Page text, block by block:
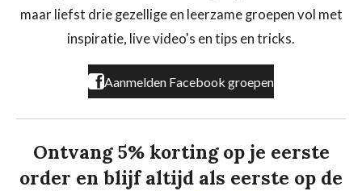
o
k
r
a
maar liefst drie gezellige en leerzame groepen vol met
inspiratie, live video's en tips en tricks.
Aanmelden Facebook groepen
Ontvang 5% korting op je eerste
order en blijf altijd als eerste op de